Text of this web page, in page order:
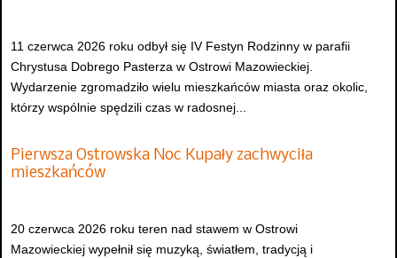
11 czerwca 2026 roku odbył się IV Festyn Rodzinny w parafii
Chrystusa Dobrego Pasterza w Ostrowi Mazowieckiej.
Wydarzenie zgromadziło wielu mieszkańców miasta oraz okolic,
którzy wspólnie spędzili czas w radosnej...
Pierwsza Ostrowska Noc Kupały zachwyciła
mieszkańców
20 czerwca 2026 roku teren nad stawem w Ostrowi
Mazowieckiej wypełnił się muzyką, światłem, tradycją i